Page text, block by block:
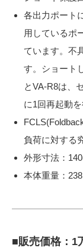
各出力ポート
用しているポ
ています。不
す。ショート
とVA-R8は、
に1回再起動を
負荷に対する
外形寸法：
本体重量：
■販売価格：1